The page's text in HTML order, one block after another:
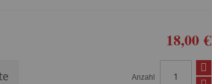
18,00 €
Anzahl